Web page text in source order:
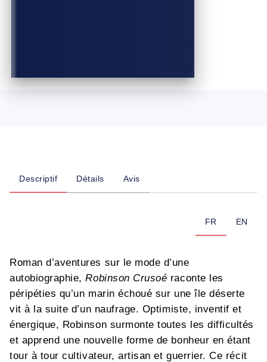
Descriptif Détails Avis
FR EN
Roman d’aventures sur le mode d’une
autobiographie,Robinson Crusoé raconte les
péripéties qu’un marin échoué sur une île déserte
vit à la suite d’un naufrage. Optimiste, inventif et
énergique, Robinson surmonte toutes les difficultés
et apprend une nouvelle forme de bonheur en étant
tour à tour cultivateur, artisan et guerrier. Ce récit